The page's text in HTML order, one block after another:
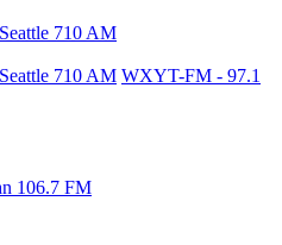
710 AM
710 AM WXYT-FM - 97.1
106.7 FM